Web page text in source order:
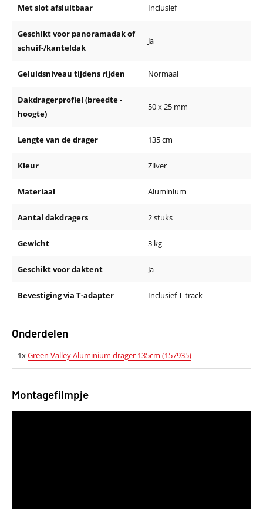
Met slot afsluitbaar Inclusief
Geschikt voor panoramadak of
schuif-/kanteldak
Ja
Geluidsniveau tijdens rijden Normaal
Dakdragerprofiel (breedte -
hoogte)
50 x 25 mm
Lengte van de drager 135 cm
Kleur Zilver
Materiaal Aluminium
Aantal dakdragers 2 stuks
Gewicht 3 kg
Geschikt voor daktent Ja
Bevestiging via T-adapter Inclusief T-track
Onderdelen
1xGreen Valley Aluminium drager 135cm (157935)
Montagefilmpje